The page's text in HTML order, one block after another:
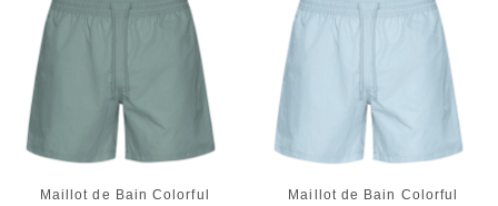
Maillot de Bain Colorful
Maillot de Bain Colorful